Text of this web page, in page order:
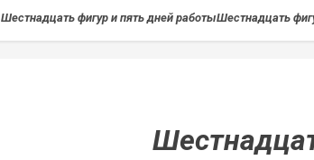
Шестнадцать фигур и пять дней работыШестнадцать